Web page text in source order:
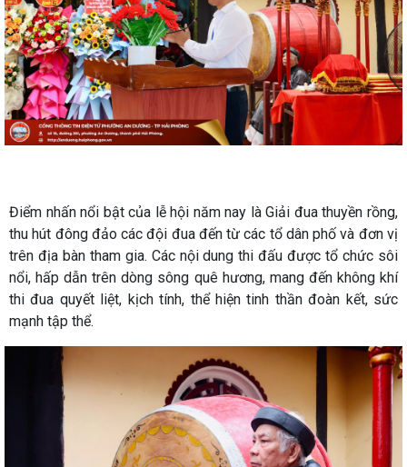
Điểm nhấn nổi bật của lễ hội năm nay là Giải đua thuyền rồng,
thu hút đông đảo các đội đua đến từ các tổ dân phố và đơn vị
trên địa bàn tham gia. Các nội dung thi đấu được tổ chức sôi
nổi, hấp dẫn trên dòng sông quê hương, mang đến không khí
thi đua quyết liệt, kịch tính, thể hiện tinh thần đoàn kết, sức
mạnh tập thể.